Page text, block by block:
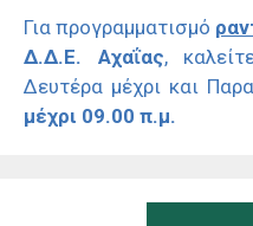
Για προγραμματισμό
Δ.Δ.Ε. Αχαΐας,
Δευτέρα μέχρι και
μέχρι 09.00 π.μ.